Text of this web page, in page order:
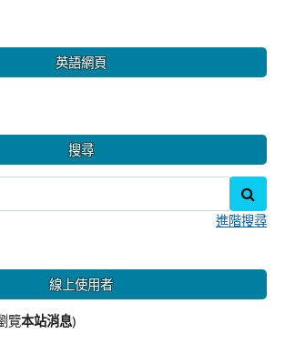
英語網頁
搜尋
進階搜尋
線上使用者
覽本站消息)